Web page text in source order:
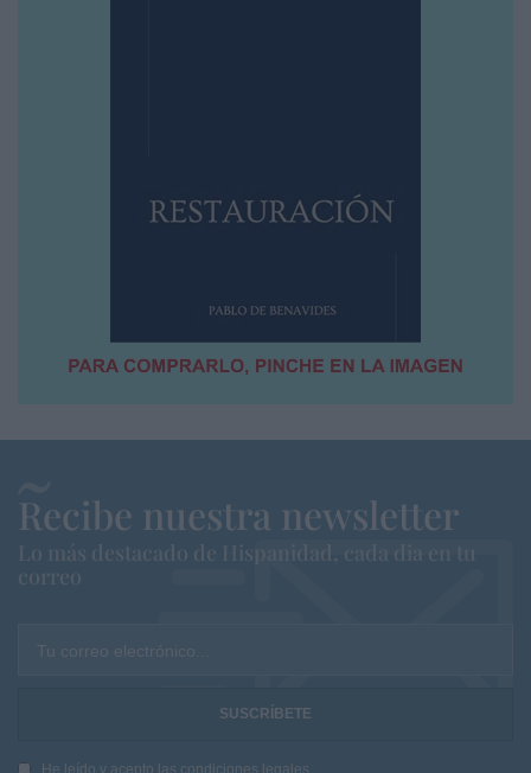
Recibe nuestra newsletter
Lo más destacado de Hispanidad, cada dia en tu
correo
Tu correo electrónico...
He leído y acepto las condiciones legales